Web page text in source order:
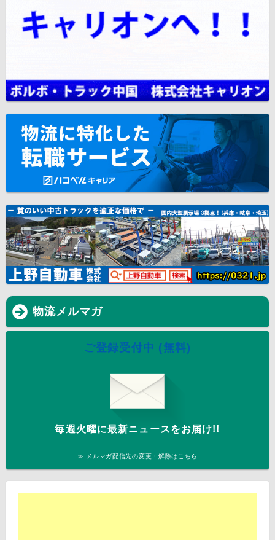
物流メルマガ
ご登録受付中 (無料)
毎週火曜に最新ニュースをお届け!!
≫ メルマガ配信先の変更・解除はこちら